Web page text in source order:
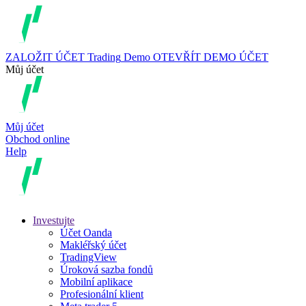
ZALOŽIT ÚČET Trading Demo OTEVŘÍT DEMO ÚČET
Můj účet
Můj účet
Obchod online
Help
Investujte
Účet Oanda
Makléřský účet
TradingView
Úroková sazba fondů
Mobilní aplikace
Profesionální klient